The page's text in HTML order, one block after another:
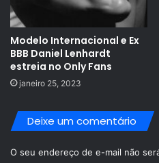
Modelo Internacional e Ex
BBB Daniel Lenhardt
estreia no Only Fans
janeiro 25, 2023
Deixe um comentário
O seu endereço de e-mail não